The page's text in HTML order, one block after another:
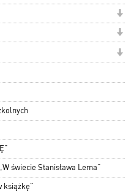
świecie Stanisława Lema”
książkę"